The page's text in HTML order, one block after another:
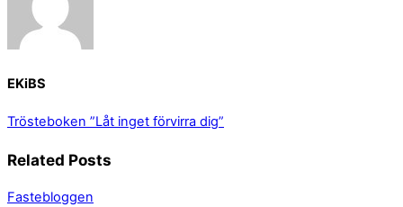
EKiBS
Trösteboken ”Låt inget förvirra dig”
Related Posts
Fastebloggen